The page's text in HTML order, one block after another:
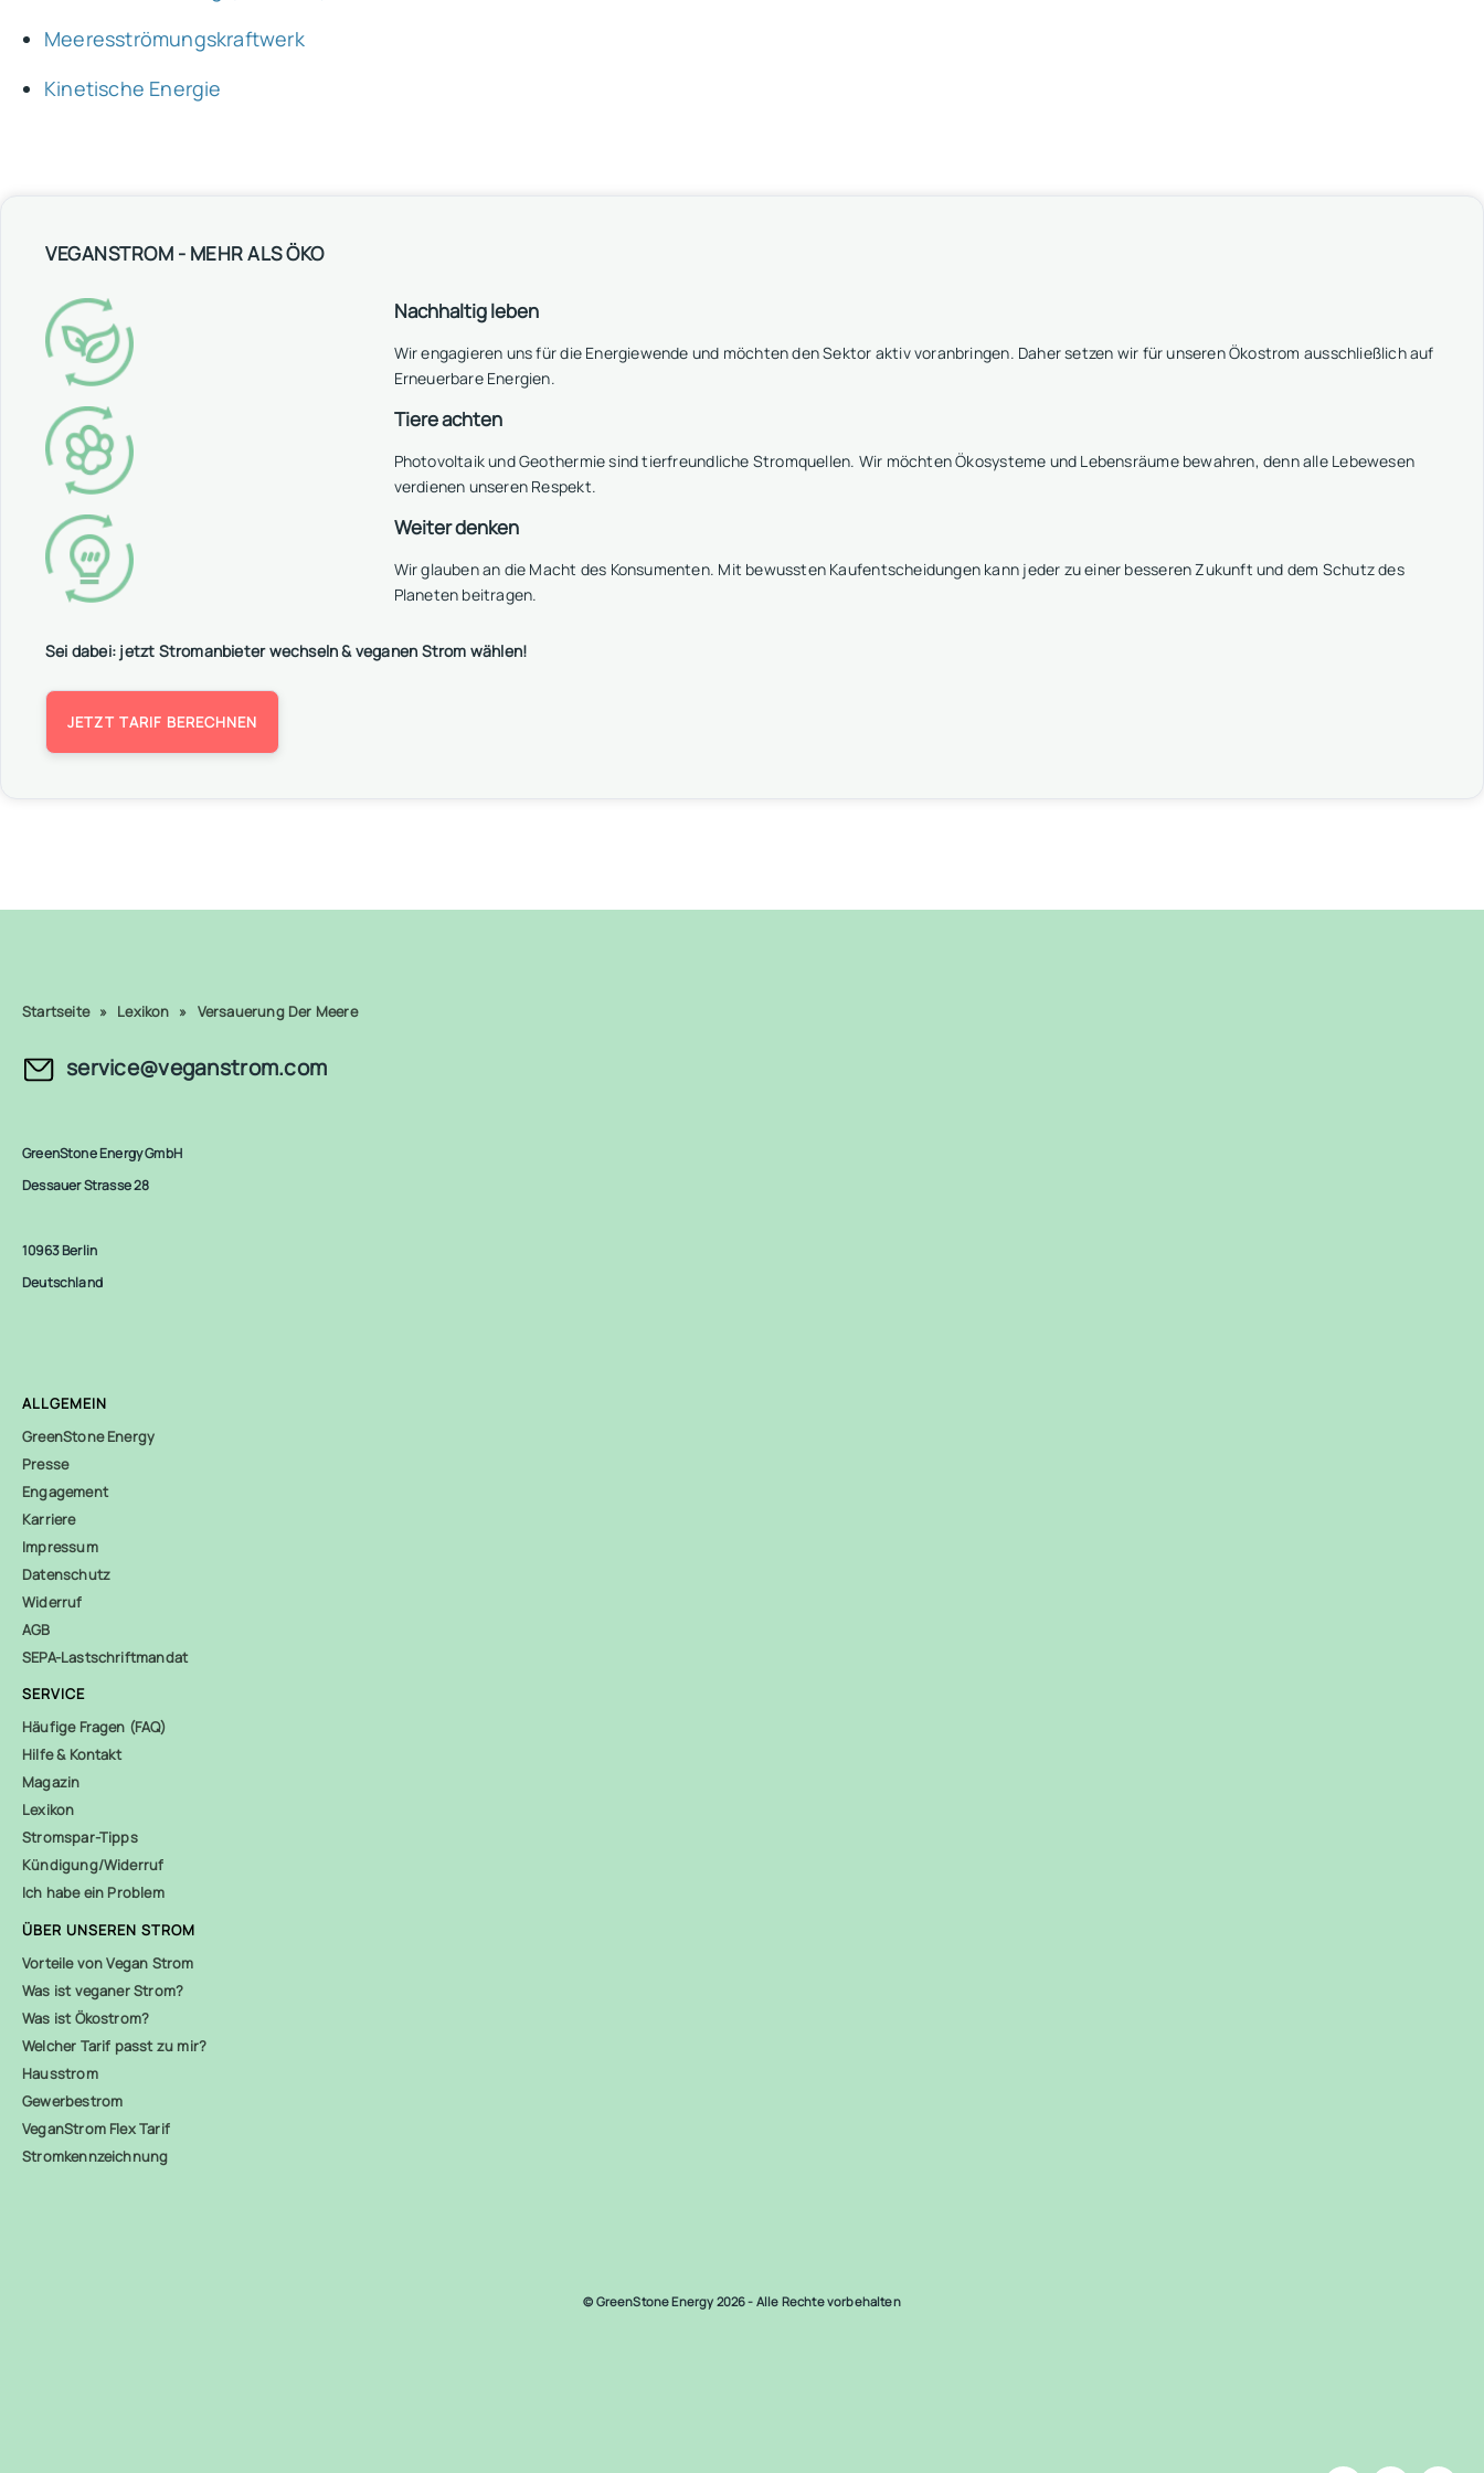
Meeresströmungskraftwerk
Kinetische Energie
VEGANSTROM - MEHR ALS ÖKO
Nachhaltig leben
Wir engagieren uns für die Energiewende und möchten den Sektor aktiv voranbringen. Daher setzen wir für unseren Ökostrom ausschließlich auf
Erneuerbare Energien.
Tiere achten
Photovoltaik und Geothermie sind tierfreundliche Stromquellen. Wir möchten Ökosysteme und Lebensräume bewahren, denn alle Lebewesen
verdienen unseren Respekt.
Weiter denken
Wir glauben an die Macht des Konsumenten. Mit bewussten Kaufentscheidungen kann jeder zu einer besseren Zukunft und dem Schutz des
Planeten beitragen.
Sei dabei: jetzt Stromanbieter wechseln & veganen Strom wählen!
JETZT TARIF BERECHNEN
Startseite » Lexikon » Versauerung Der Meere
service@veganstrom.com
GreenStone Energy GmbH
Dessauer Strasse 28
10963 Berlin
Deutschland
ALLGEMEIN
GreenStone Energy
Presse
Engagement
Karriere
Impressum
Datenschutz
Widerruf
AGB
SEPA-Lastschriftmandat
SERVICE
Häufige Fragen (FAQ)
Hilfe & Kontakt
Magazin
Lexikon
Stromspar-Tipps
Kündigung/Widerruf
Ich habe ein Problem
ÜBER UNSEREN STROM
Vorteile von Vegan Strom
Was ist veganer Strom?
Was ist Ökostrom?
Welcher Tarif passt zu mir?
Hausstrom
Gewerbestrom
VeganStrom Flex Tarif
Stromkennzeichnung
© GreenStone Energy 2026 - Alle Rechte vorbehalten